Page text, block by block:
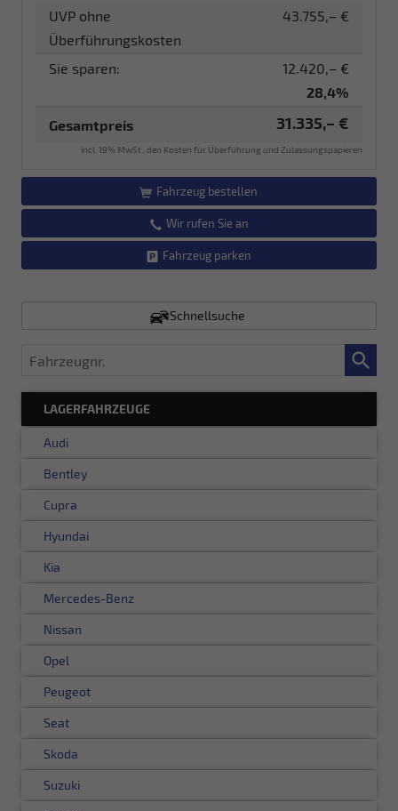
UVP ohne
Überführungskosten
43.755,– €
Sie sparen:
12.420,– €
28,4%
Gesamtpreis
31.335,– €
incl. 19% MwSt., den Kosten für Überführung und Zulassungspapieren
Fahrzeug bestellen
Wir rufen Sie an
Fahrzeug parken
Schnellsuche
Fahrzeugnr.
LAGERFAHRZEUGE
Audi
Bentley
Cupra
Hyundai
Kia
Mercedes-Benz
Nissan
Opel
Peugeot
Seat
Skoda
Suzuki